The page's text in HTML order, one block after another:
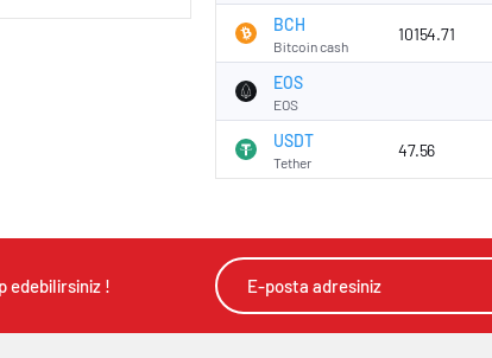
BCH
Bitcoin cash
10154.71
EOS
EOS
USDT
Tether
47.56
edebilirsiniz !